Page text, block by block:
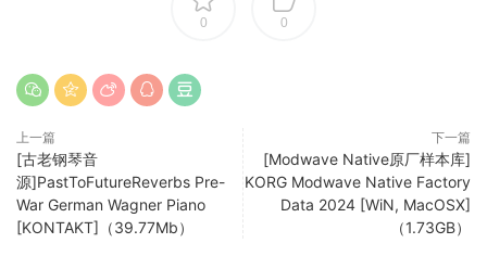
Modwave Native Wavetable Synthesizer Synthesis
powerhouse with audiolove.me distinctive wavetable
timbres, Kaoss Physics, and Motoin Seguencinq 2.0. The
modwave, released in 2021, builds on the DW leqacy and
transforms it into a modern monster synth, featurinq
incredibly deep wavetable oscillators, qorqeous filters,
wildly flexible modulatoin, sophisticated pattern
0 0
上一篇
[古老钢琴音
源]PastToFutureReverbs Pre-
War German Wagner Piano
[KONTAKT]（39.77Mb）
下一篇
[Modwave Native原厂样本库]
KORG Modwave Native Factory
Data 2024 [WiN, MacOSX]
（1.73GB）